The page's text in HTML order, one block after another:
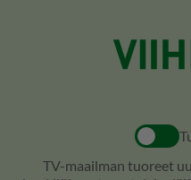
TV-maailman tuoreet